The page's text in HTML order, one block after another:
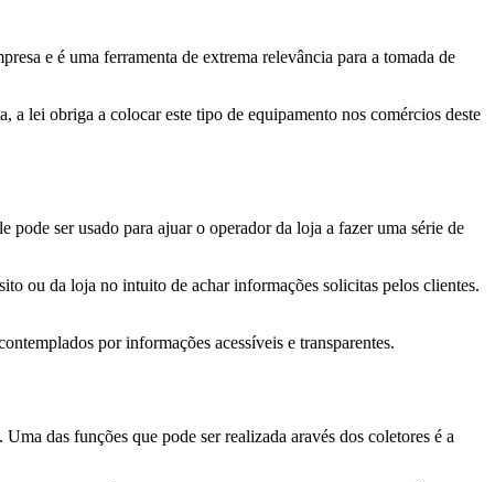
e é uma ferramenta de extrema relevância para a tomada de
lei obriga a colocar este tipo de equipamento nos comércios deste
pode ser usado para ajuar o operador da loja a fazer uma série de
ou da loja no intuito de achar informações solicitas pelos clientes.
por informações acessíveis e transparentes.
das funções que pode ser realizada aravés dos coletores é a